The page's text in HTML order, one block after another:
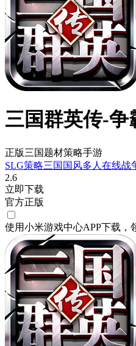
三国群英传-争
正版三国题材策略手游
SLG策略三国 国风多人在线战
2.6
立即下载
官方正版
使用小米游戏中心APP下载 ，